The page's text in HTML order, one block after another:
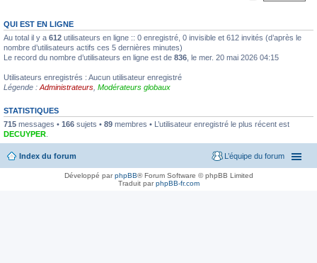
QUI EST EN LIGNE
Au total il y a 612 utilisateurs en ligne :: 0 enregistré, 0 invisible et 612 invités (d’après le
nombre d’utilisateurs actifs ces 5 dernières minutes)
Le record du nombre d’utilisateurs en ligne est de 836 , le mer. 20 mai 2026 04:15
Utilisateurs enregistrés : Aucun utilisateur enregistré
Légende : Administrateurs Modérateurs globaux
STATISTIQUES
715 messages • 166 sujets • 89 membres • L’utilisateur enregistré le plus récent est
DECUYPER
Index du forum L’équipe du forum
Développé parphpBB® Forum Software © phpBB Limited
Traduit parphpBB-fr.com